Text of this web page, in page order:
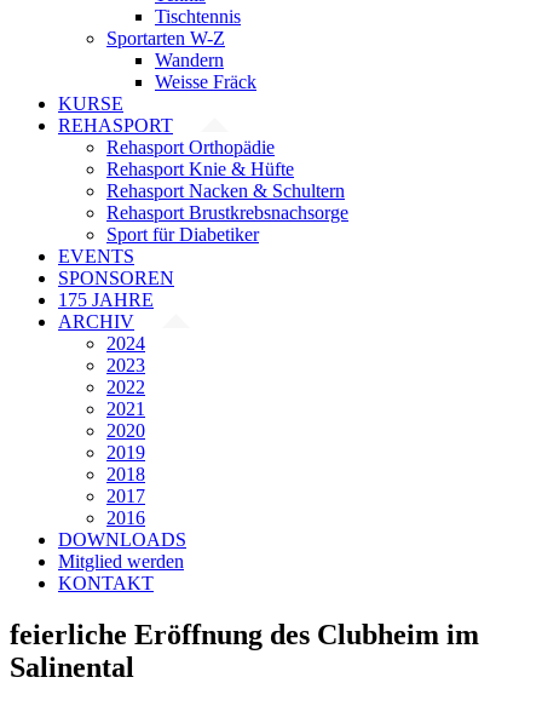
Tischtennis
Sportarten W-Z
Wandern
Weisse Fräck
KURSE
REHASPORT
Rehasport Orthopädie
Rehasport Knie & Hüfte
Rehasport Nacken & Schultern
Rehasport Brustkrebsnachsorge
Sport für Diabetiker
EVENTS
SPONSOREN
175 JAHRE
ARCHIV
2024
2023
2022
2021
2020
2019
2018
2017
2016
DOWNLOADS
Mitglied werden
KONTAKT
feierliche Eröffnung des Clubheim im
Salinental